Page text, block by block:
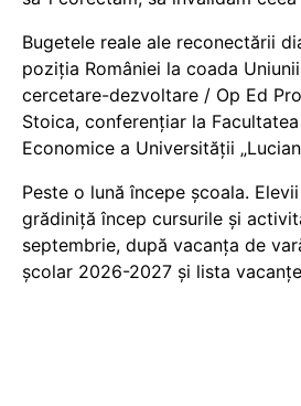
Bugetele reale ale reconectării
poziția României la coada
cercetare-dezvoltare / Op Ed
Stoica, conferențiar la
Economice a Universității
Peste o lună începe școala.
grădiniță încep cursurile și
septembrie, după vacanța de
școlar 2026-2027 și lista